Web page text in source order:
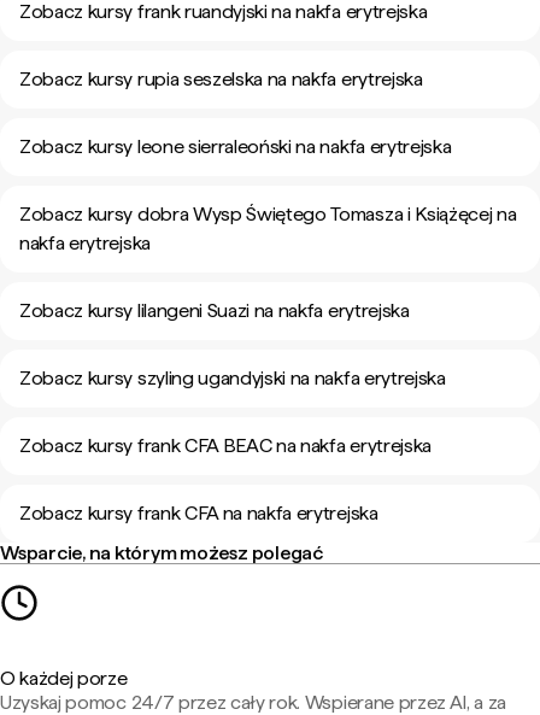
Zobacz kursy frank ruandyjski na nakfa erytrejska
Zobacz kursy rupia seszelska na nakfa erytrejska
Zobacz kursy leone sierraleoński na nakfa erytrejska
Zobacz kursy dobra Wysp Świętego Tomasza i Książęcej na
nakfa erytrejska
Zobacz kursy lilangeni Suazi na nakfa erytrejska
Zobacz kursy szyling ugandyjski na nakfa erytrejska
Zobacz kursy frank CFA BEAC na nakfa erytrejska
Zobacz kursy frank CFA na nakfa erytrejska
Wsparcie, na którym możesz polegać
O każdej porze
Uzyskaj pomoc 24/7 przez cały rok. Wspierane przez AI, a za